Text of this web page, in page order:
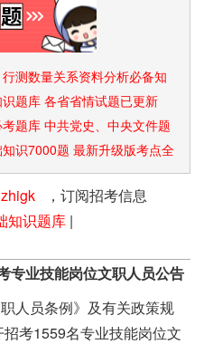
测数量关系资料分析必备知
题库 各省省情试题已更新
题库 中共党史、中央文件题
识7000题 最新升级版考点全
，订阅招考信息
知识题库 |
专业技能岗位文职人员公告
员条例》及有关政策规
考1559名专业技能岗位文